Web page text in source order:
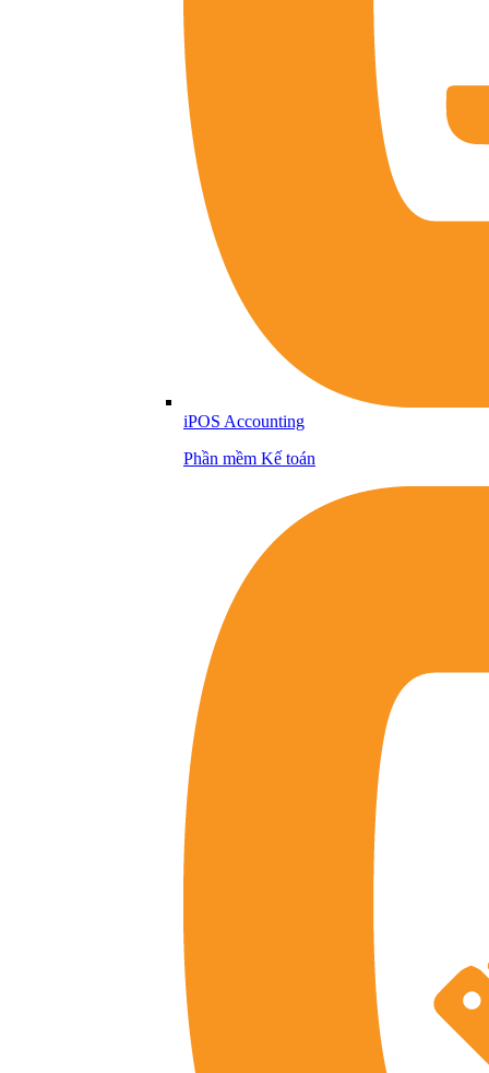
iPOS Accounting
Phần mềm Kế toán